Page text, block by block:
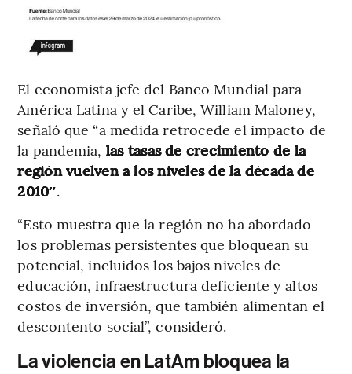
El economista jefe del Banco Mundial para
América Latina y el Caribe, William Maloney,
señaló que “a medida retrocede el impacto de
la pandemia, las tasas de crecimiento de la
región vuelven a los niveles de la década de
2010″.
“Esto muestra que la región no ha abordado
los problemas persistentes que bloquean su
potencial, incluidos los bajos niveles de
educación, infraestructura deficiente y altos
costos de inversión, que también alimentan el
descontento social”, consideró.
La violencia en LatAm bloquea la